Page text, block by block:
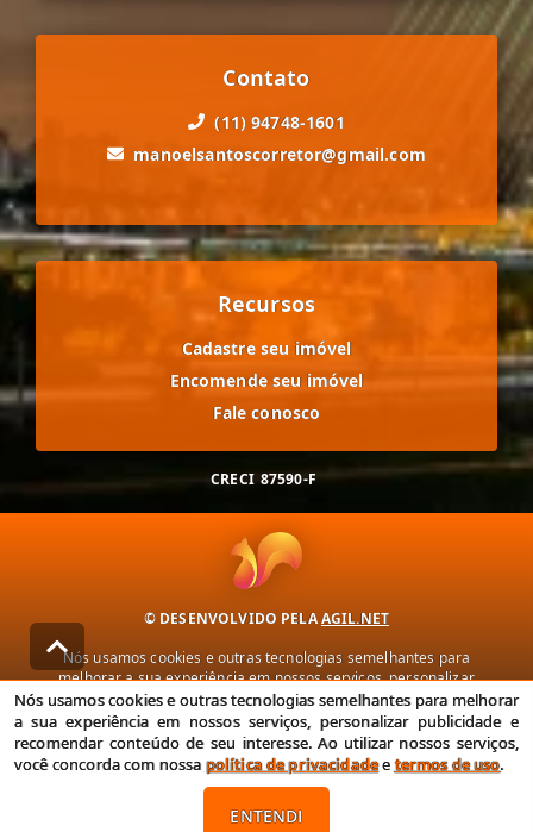
Contato
(11) 94748-1601
manoelsantoscorretor@gmail.com
Recursos
Cadastre seu imóvel
Encomende seu imóvel
Fale conosco
CRECI 87590-F
© DESENVOLVIDO PELAAGIL.NET
Nós usamos cookies e outras tecnologias semelhantes para
melhorar a sua experiência em nossos serviços, personalizar
publicidade e recomendar conteúdo de seu interesse. Ao utilizar
nossos serviços, você concorda com nossa política de privacidade e
termos de uso.
Política de Privacidade Termos de uso
Nós usamos cookies e outras tecnologias semelhantes para melhorar
a sua experiência em nossos serviços, personalizar publicidade e
recomendar conteúdo de seu interesse. Ao utilizar nossos serviços,
você concorda com nossa política de privacidadeetermos de uso.
ENTENDI